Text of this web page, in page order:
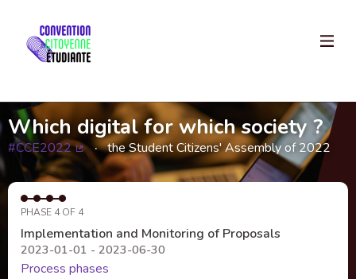
Which digital for which society ?
#CCE2022
(External link)
the Student Citizens' Assembly of 2022
PHASE 4 OF 4
Implementation and Monitoring of Proposals
2023-01-01 - 2023-06-30
Process phases